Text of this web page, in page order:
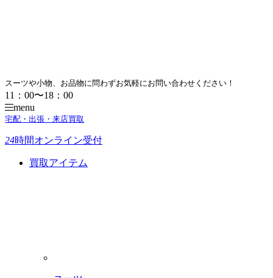
スーツや小物、お品物に問わずお気軽にお問い合わせください！
11：00〜18：00
menu
宅配・出張・来店買取
24時間オンライン受付
買取アイテム